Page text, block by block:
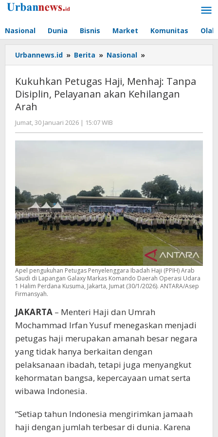
Lewati
Nasional Dunia Bisnis Market Komunitas
Urbannews.id » Berita » Nasional »
Petugas
Menhaj:
Tanpa
Kehilangan
Kukuhkan Petugas Haji, Menhaj: Tanpa
Disiplin, Pelayanan akan Kehilangan
Arah
Jumat, 30 Januari 2026 | 15:07 WIB
Editor
Apel pengukuhan Petugas Penyelenggara Ibadah Haji (PPIH) Arab
Saudi di Lapangan Galaxy Markas Komando Daerah Operasi Udara
1 Halim Perdana Kusuma, Jakarta, Jumat (30/1/2026). ANTARA/Asep
Firmansyah.
JAKARTA – Menteri Haji dan Umrah
Mochammad Irfan Yusuf menegaskan menjadi
petugas haji merupakan amanah besar negara
yang tidak hanya berkaitan dengan
pelaksanaan ibadah, tetapi juga menyangkut
kehormatan bangsa, kepercayaan umat serta
wibawa Indonesia.
“Setiap tahun Indonesia mengirimkan jamaah
haji dengan jumlah terbesar di dunia. Karena